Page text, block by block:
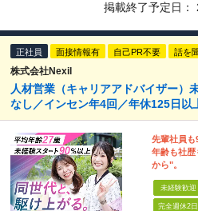
掲載終了予定日：
正社員 面接情報有 自己PR不要 話を
株式会社Nexil
人材営業（キャリアアドバイザー）
なし／インセン年4回／年休125日以
先輩社員も
年齢も社
から"。
未経験歓迎
完全週休2日